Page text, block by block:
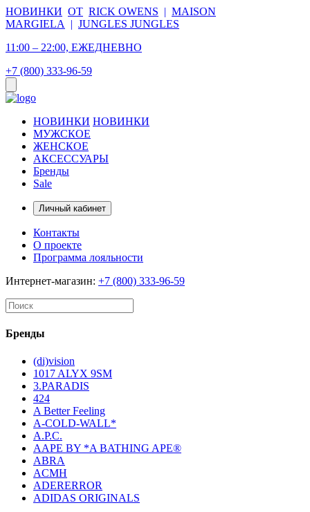
НОВИНКИ ОТ RICK OWENS | MAISON
MARGIELA
| JUNGLES JUNGLES
11:00 – 22:00, ЕЖЕДНЕВНО
+7 (800) 333-96-59
НОВИНКИ НОВИНКИ
МУЖСКОЕ
ЖЕНСКОЕ
АКСЕССУАРЫ
Бренды
Sale
Личный кабинет
Контакты
О проекте
Программа лояльности
Интернет-магазин: +7 (800) 333-96-59
Бренды
(di)vision
1017 ALYX 9SM
3.PARADIS
424
A Better Feeling
A-COLD-WALL*
A.P.C.
AAPE BY *A BATHING APE®
ABRA
ACMH
ADERERROR
ADIDAS ORIGINALS